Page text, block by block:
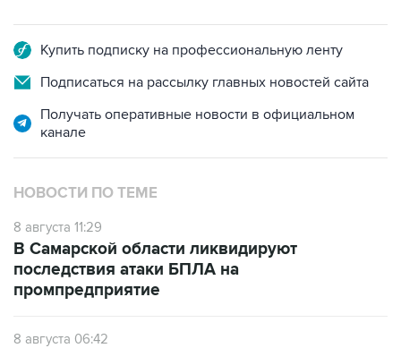
Купить подписку на профессиональную ленту
Подписаться на рассылку главных новостей сайта
Получать оперативные новости в официальном
канале
НОВОСТИ ПО ТЕМЕ
8 августа 11:29
В Самарской области ликвидируют
последствия атаки БПЛА на
промпредприятие
8 августа 06:42